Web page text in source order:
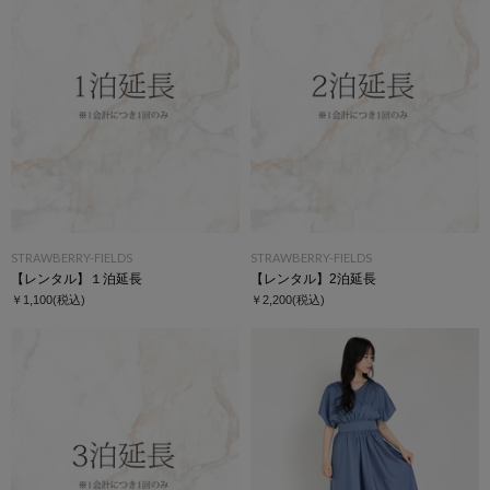
STRAWBERRY-FIELDS
【レンタル】１泊延長
￥1,100(税込)
STRAWBERRY-FIELDS
【レンタル】2泊延長
￥2,200(税込)